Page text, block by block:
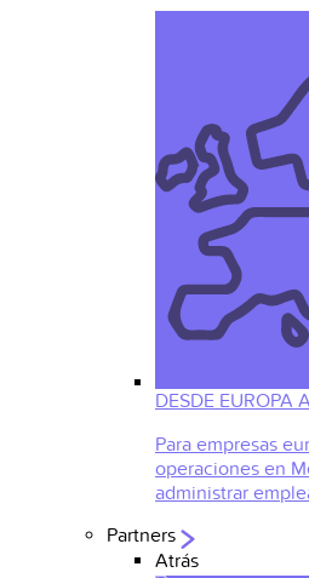
DESDE EUROPA
Para empresas
operaciones en
administrar
Partners
Atrás